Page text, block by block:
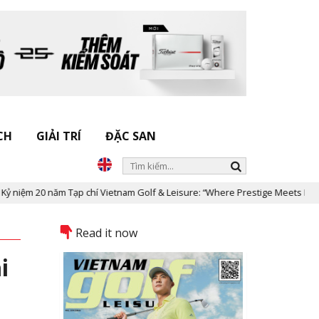
GIẢI TRÍ ĐẶC SAN
chí Vietnam Golf & Leisure: “Where Prestige Meets Legacy”
Read it now